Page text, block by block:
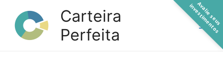
conteúdo
Carteira
Perfeita
A
v
a
l
i
e
s
e
u
s
i
n
v
e
s
t
i
m
e
n
t
o
s